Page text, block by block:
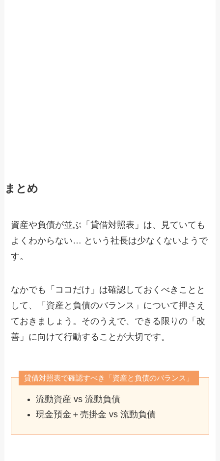
まとめ
資産や負債が並ぶ「貸借対照表」は、見ていても
よくわからない… という社長は少なくないようで
す。
なかでも「ココだけ」は確認しておくべきことと
して、「資産と負債のバランス」について押さえ
ておきましょう。そのうえで、できる限りの「改
善」に向けて行動することが大切です。
貸借対照表で確認すべき「資産と負債のバランス」
流動資産 vs 流動負債
現金預金＋売掛金 vs 流動負債